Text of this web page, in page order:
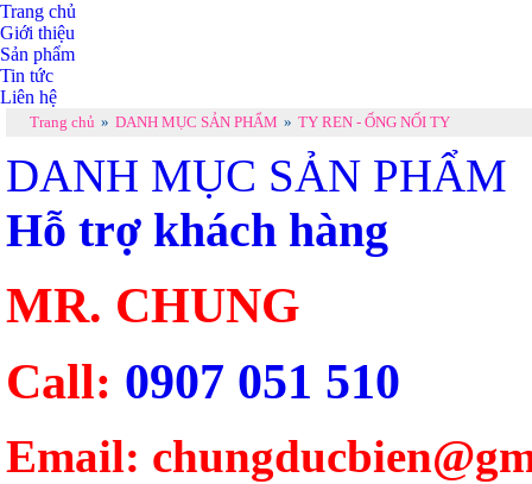
Trang chủ
Giới thiệu
Sản phẩm
Tin tức
Liên hệ
Trang chủ » DANH MỤC SẢN PHẨM » TY REN - ỐNG NỐI TY
DANH MỤC SẢN PHẨM
Hỗ trợ khách hàng
MR. CHUNG
Call: 0907 051 510
Email: